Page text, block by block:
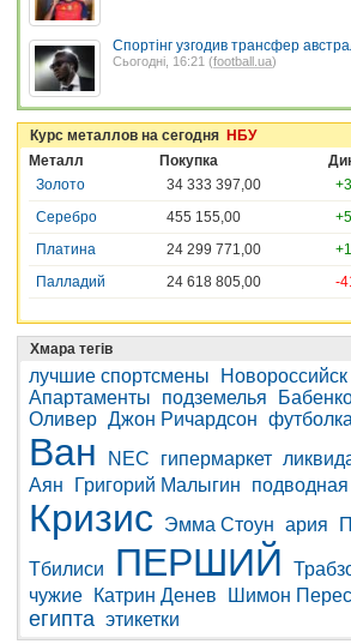
Спортінг узгодив трансфер
Сьогодні, 16:21 (football.ua)
Курс металлов на сегодня НБУ
Металл
Покупка
Золото
34 333 397,00
Серебро
455 155,00
Платина
24 299 771,00
Палладий
24 618 805,00
-
Хмара тегів
лучшие спортсмены Новороссийск
Апартаменты
подземелья
Оливер Джон Ричардсон футболка
Ван NEC гипермаркет
Аян
Григорий Малыгин подводная
Кризис Эмма Стоун ария
Тбилиси ПЕРШИЙ
чужие
Катрин Денев Шимон Перес
египта этикетки